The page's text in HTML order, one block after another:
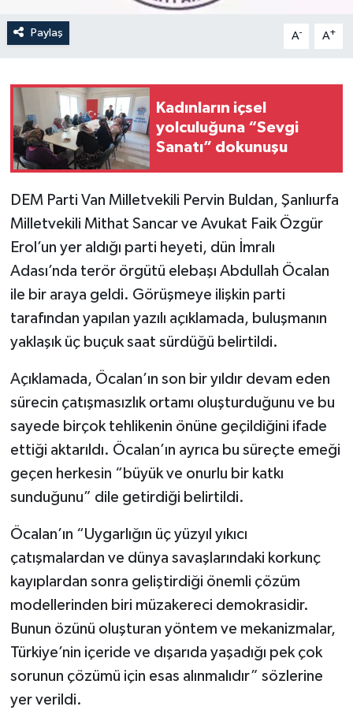
Paylaş A- A+
Kadınların içsel
yolculuğuna “Sevgi
Sanatı” dokunuşu
DEM Parti Van Milletvekili Pervin Buldan, Şanlıurfa
Milletvekili Mithat Sancar ve Avukat Faik Özgür
Erol’un yer aldığı parti heyeti, dün İmralı
Adası’nda terör örgütü elebaşı Abdullah Öcalan
ile bir araya geldi. Görüşmeye ilişkin parti
tarafından yapılan yazılı açıklamada, buluşmanın
yaklaşık üç buçuk saat sürdüğü belirtildi.
Açıklamada, Öcalan’ın son bir yıldır devam eden
sürecin çatışmasızlık ortamı oluşturduğunu ve bu
sayede birçok tehlikenin önüne geçildiğini ifade
ettiği aktarıldı. Öcalan’ın ayrıca bu süreçte emeği
geçen herkesin “büyük ve onurlu bir katkı
sunduğunu” dile getirdiği belirtildi.
Öcalan’ın “Uygarlığın üç yüzyıl yıkıcı
çatışmalardan ve dünya savaşlarındaki korkunç
kayıplardan sonra geliştirdiği önemli çözüm
modellerinden biri müzakereci demokrasidir.
Bunun özünü oluşturan yöntem ve mekanizmalar,
Türkiye’nin içeride ve dışarıda yaşadığı pek çok
sorunun çözümü için esas alınmalıdır” sözlerine
yer verildi.